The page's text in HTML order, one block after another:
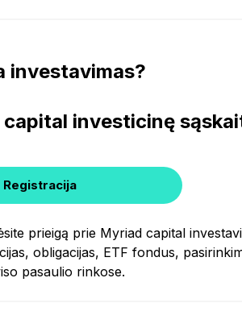
investavimas?
investicinę
Registracija
prieigą prie Myriad capital
obligacijas, ETF fondus,
pasaulio rinkose.